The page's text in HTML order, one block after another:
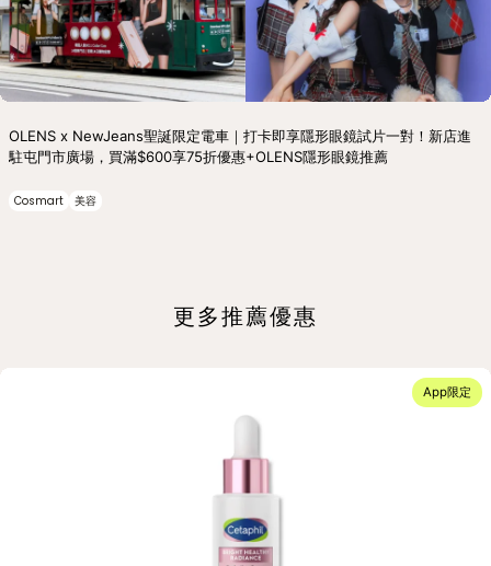
OLENS x NewJeans聖誕限定電車｜打卡即享隱形眼鏡試片一對！新店進
駐屯門市廣場，買滿$600享75折優惠+OLENS隱形眼鏡推薦
Cosmart 美容
更多推薦優惠
App限定